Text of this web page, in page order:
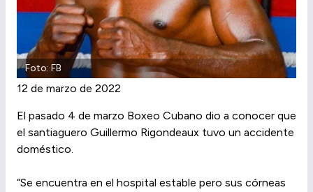
Foto: FB
12 de marzo de 2022
El pasado 4 de marzo Boxeo Cubano dio a conocer que
el santiaguero Guillermo Rigondeaux tuvo un accidente
doméstico.
“Se encuentra en el hospital estable pero sus córneas